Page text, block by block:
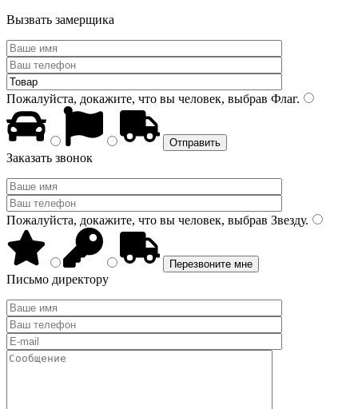
Вызвать замерщика
Пожалуйста, докажите, что вы человек, выбрав Флаг.
Заказать звонок
Пожалуйста, докажите, что вы человек, выбрав Звезду.
Письмо директору